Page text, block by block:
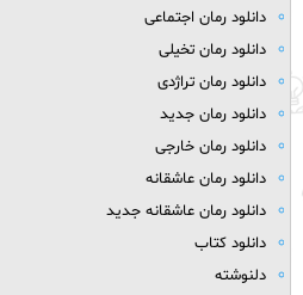
دانلود رمان اجتماعی
دانلود رمان تخیلی
دانلود رمان تراژدی
دانلود رمان جدید
دانلود رمان خارجی
دانلود رمان عاشقانه
دانلود رمان عاشقانه جدید
دانلود کتاب
دلنوشته